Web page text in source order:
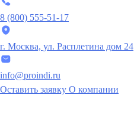
8 (800) 555-51-17
г. Москва, ул. Расплетина дом 24
info@proindi.ru
Оставить заявку О компании